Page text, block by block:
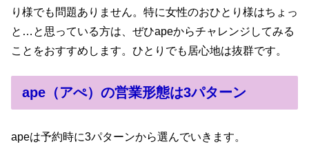
り様でも問題ありません。特に女性のおひとり様はちょっ
と…と思っている方は、ぜひapeからチャレンジしてみる
ことをおすすめします。ひとりでも居心地は抜群です。
ape（アぺ）の営業形態は3パターン
apeは予約時に3パターンから選んでいきます。